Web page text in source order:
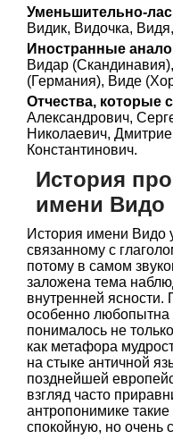
Уменьшительно-
Видик, Видочка,
Иностранные
Видар
(Германия), Виде
Отчества, которые
Александрович,
Николаевич,
Константинович.
История
имени Видо
История имени Видо
связанному с
потому в самом
заложена тема
внутренней ясности.
особенно любопытна
понималось не
как метафора
на стыке античной
позднейшей
взгляд часто
антропонимике
спокойную, но очень